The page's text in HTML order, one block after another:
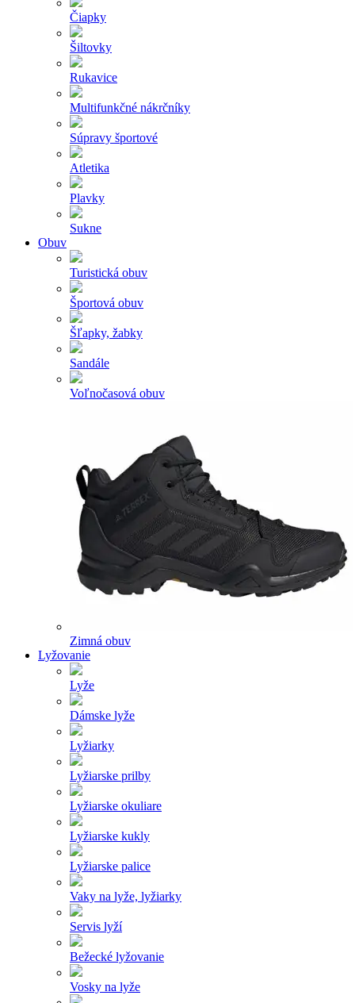
Čiapky
Šiltovky
Rukavice
Multifunkčné nákrčníky
Súpravy športové
Atletika
Plavky
Sukne
Obuv
Turistická obuv
Športová obuv
Šľapky, žabky
Sandále
Voľnočasová obuv
Zimná obuv
Lyžovanie
Lyže
Dámske lyže
Lyžiarky
Lyžiarske prilby
Lyžiarske okuliare
Lyžiarske kukly
Lyžiarske palice
Vaky na lyže, lyžiarky
Servis lyží
Bežecké lyžovanie
Vosky na lyže